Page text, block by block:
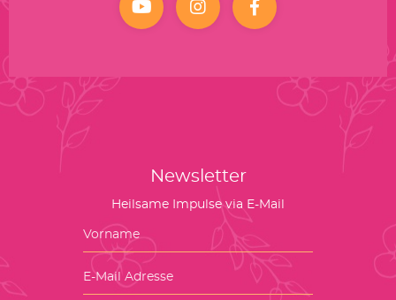
Newsletter
Heilsame Impulse via E-Mail